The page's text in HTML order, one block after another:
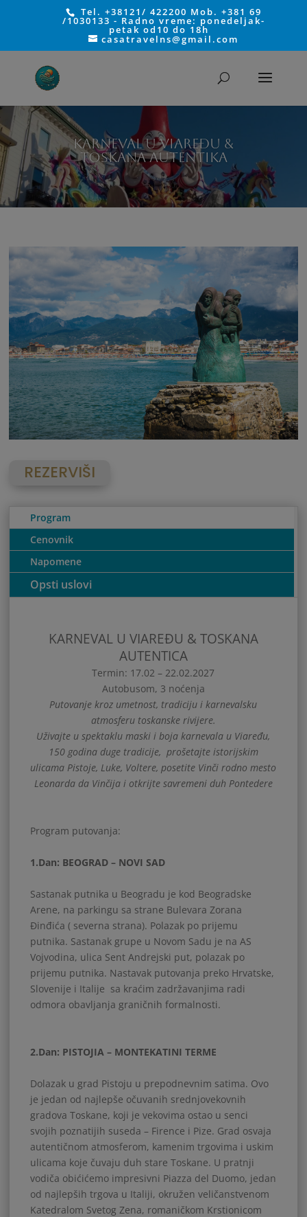
Tel. +38121/ 422200 Mob. +381 69
/1030133 - Radno vreme: ponedeljak-
petak od10 do 18h
casatravelns@gmail.com
KARNEVAL U VIAREĐU &
TOSKANA AUTENTIKA
REZERVIŠI
Program
Cenovnik
Napomene
Opsti uslovi
KARNEVAL U VIAREĐU & TOSKANA
AUTENTICA
Termin: 17.02 – 22.02.2027
Autobusom, 3 noćenja
Putovanje kroz umetnost, tradiciju i karnevalsku
atmosferu toskanske rivijere.
Uživajte u spektaklu maski i boja karnevala u Viaređu,
150 godina duge tradicije, prošetajte istorijskim
ulicama Pistoje, Luke, Voltere, posetite Vinči rodno mesto
Leonarda da Vinčija i otkrijte savremeni duh Pontedere
Program putovanja:
1.Dan: BEOGRAD – NOVI SAD
Sastanak putnika u Beogradu je kod Beogradske
Arene, na parkingu sa strane Bulevara Zorana
Đinđića ( severna strana). Polazak po prijemu
putnika. Sastanak grupe u Novom Sadu je na AS
Vojvodina, ulica Sent Andrejski put, polazak po
prijemu putnika. Nastavak putovanja preko Hrvatske,
Slovenije i Italije sa kraćim zadržavanjima radi
odmora obavljanja graničnih formalnosti.
2.Dan: PISTOJIA – MONTEKATINI TERME
Dolazak u grad Pistoju u prepodnevnim satima. Ovo
je jedan od najlepše očuvanih srednjovekovnih
gradova Toskane, koji je vekovima ostao u senci
svojih poznatijih suseda – Firence i Pize. Grad osvaja
autentičnom atmosferom, kamenim trgovima i uskim
ulicama koje čuvaju duh stare Toskane. U pratnji
vodiča obićićemo impresivni Piazza del Duomo, jedan
od najlepših trgova u Italiji, okružen veličanstvenom
Katedralom Svetog Zena, romaničkom Krstionicom